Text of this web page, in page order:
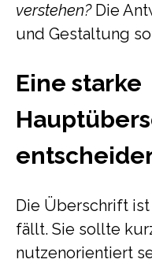
verstehen?Die
und Gestaltung
Eine starke
Die Überschrift ist
fällt. Sie sollte
nutzenorientiert